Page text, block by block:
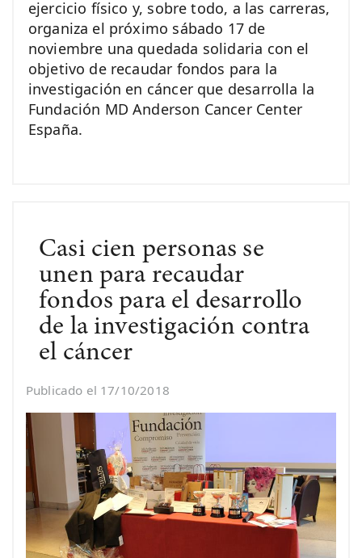
ejercicio físico y, sobre todo, a las carreras,
organiza el próximo sábado 17 de
noviembre una quedada solidaria con el
objetivo de recaudar fondos para la
investigación en cáncer que desarrolla la
Fundación MD Anderson Cancer Center
España.
Casi cien personas se
unen para recaudar
fondos para el desarrollo
de la investigación contra
el cáncer
Publicado el 17/10/2018